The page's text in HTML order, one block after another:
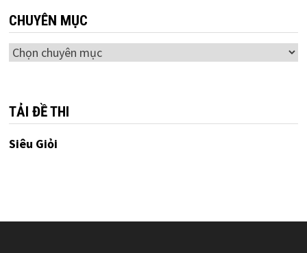
CHUYÊN MỤC
Chuyên
TẢI ĐỀ THI
Siêu Giỏi